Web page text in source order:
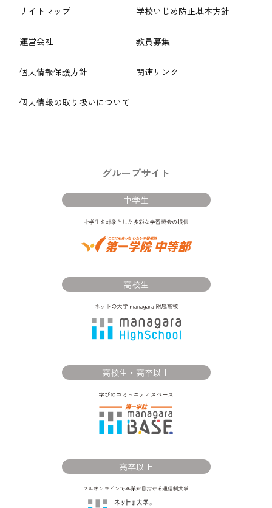
サイトマップ
運営会社
個人情報保護方針
個人情報の取り扱いについて
学校いじめ防止基本方針
教員募集
関連リンク
グループサイト
中学生
高校生
高校生・高卒以上
高卒以上